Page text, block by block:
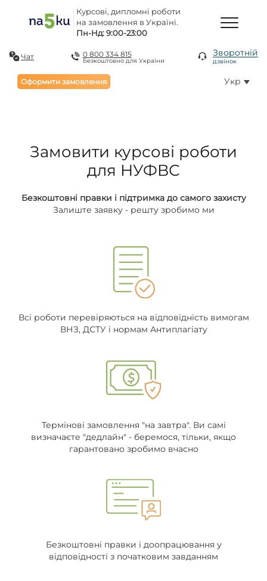
Курсові, дипломні роботи
на замовлення в Україні.
Пн-Нд: 9:00-23:00
Чат 0 800 334 815
Безкоштовно для України
Зворотній
дзвінок
Оформити замовлення Укр
Замовити курсові роботи
для НУФВС
Безкоштовні правки і підтримка до самого захисту
Залиште заявку - решту зробимо ми
Всі роботи перевіряються на відповідність вимогам
ВНЗ, ДСТУ і нормам Антиплагіату
Термінові замовлення "на завтра". Ви самі
визначаєте "дедлайн" - беремося, тільки, якщо
гарантовано зробимо вчасно
Безкоштовні правки і доопрацювання у
відповідності з початковим завданням